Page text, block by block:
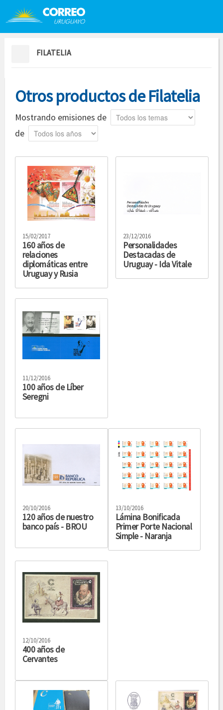
Saltar al contenido
FILATELIA
Otros productos de Filatelia
Mostrando emisiones de Tema
de Año
15/02/2017
160 años de
relaciones
diplomáticas entre
Uruguay y Rusia
23/12/2016
Personalidades
Destacadas de
Uruguay - Ida Vitale
11/12/2016
100 años de Líber
Seregni
20/10/2016
120 años de nuestro
banco país - BROU
13/10/2016
Lámina Bonificada
Primer Porte Nacional
Simple - Naranja
12/10/2016
400 años de
Cervantes